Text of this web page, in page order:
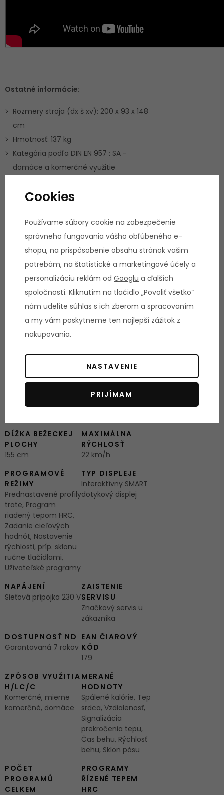
Ostatné informácie:
Rozmery stroja (dx š xv): 200 x 93 x 148
cm
Hmotnosť: 137 kg
Kategória podľa DIN EN 957 : SA -
domáce a komerčné využitie
stroj + 5 rokov na rám, servis u zákazníka
využitie:2 roky
Parametre
HMOTNOSŤ
STROJA
137 kg
DĹŽKA STROJA
93 cm
STROJA
VÝŠKA STROJA
VÝKON MOTORU
MAXIMÁLNY
8.5 HP
SKLON PÁSU
ŠÍRKA BEŽECKEJ
PLOCHY
DĹŽKA BEŽECKEJ
PLOCHY
155 cm
MAXIMÁLNA
RÝCHLOSŤ
22 km/h
PROGRAMOVÉ
REŽIMY
Prednastavené profily
trate, Program
riadený tepom HRC,
Zadanie cieľových
hodnôt, Nastavenie
rýchlosti, príp. sklonu
ručne tlačidlami,
Užívateľské programy
TYP DISPLEJE
Interaktívny SMART
dotykový displej
NAPÁJENÍ
Sieťová prípojka 230 V
ZAISTENIE
SERVISU
Značkový servis u
zákazníka
DOSTUPNOSŤ ND
Garantovaná 7 rokov
EAN ČIAROVÝ
KÓD
179
ZPÔSOB VYUŽITIA
H/LC/C
Komerčné, mierne
komerčné, domáce
MERANÉ
HODNOTY
Spálené kalórie, Tep
srdca, Vzdialenosť,
Signalizácia
prekročenia tepu,
Čas behu, Rýchlosť
behu, Sklon pásu
POČET
PROGRAMŮ
CELKEM
PROGRAMY
ŘÍZENÉ TEPEM
HRC
Cookies
Používame súbory cookie na zabezpečenie
správneho fungovania vášho obľúbeného e-
shopu, na prispôsobenie obsahu stránok vašim
potrebám, na štatistické a marketingové účely a
personalizáciu reklám od Googlu a ďalších
spoločností. Kliknutím na tlačidlo „Povoliť všetko“
nám udelíte súhlas s ich zberom a spracovaním
a my vám poskytneme ten najlepší zážitok z
nakupovania.
NASTAVENIE
PRIJÍMAM